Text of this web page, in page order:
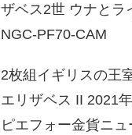
ザベス2世 ウナとラ
NGC-PF70-CAM
2枚組イギリスの王
エリザベス II 2021
ピエフォー金貨ニ